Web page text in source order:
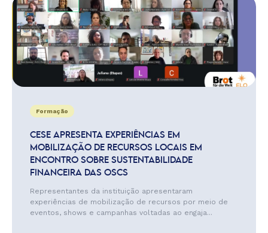
Formação
CESE APRESENTA EXPERIÊNCIAS EM
MOBILIZAÇÃO DE RECURSOS LOCAIS EM
ENCONTRO SOBRE SUSTENTABILIDADE
FINANCEIRA DAS OSCS
Representantes da instituição apresentaram
experiências de mobilização de recursos por meio de
eventos, shows e campanhas voltadas ao engaja...